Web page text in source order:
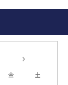
金 土